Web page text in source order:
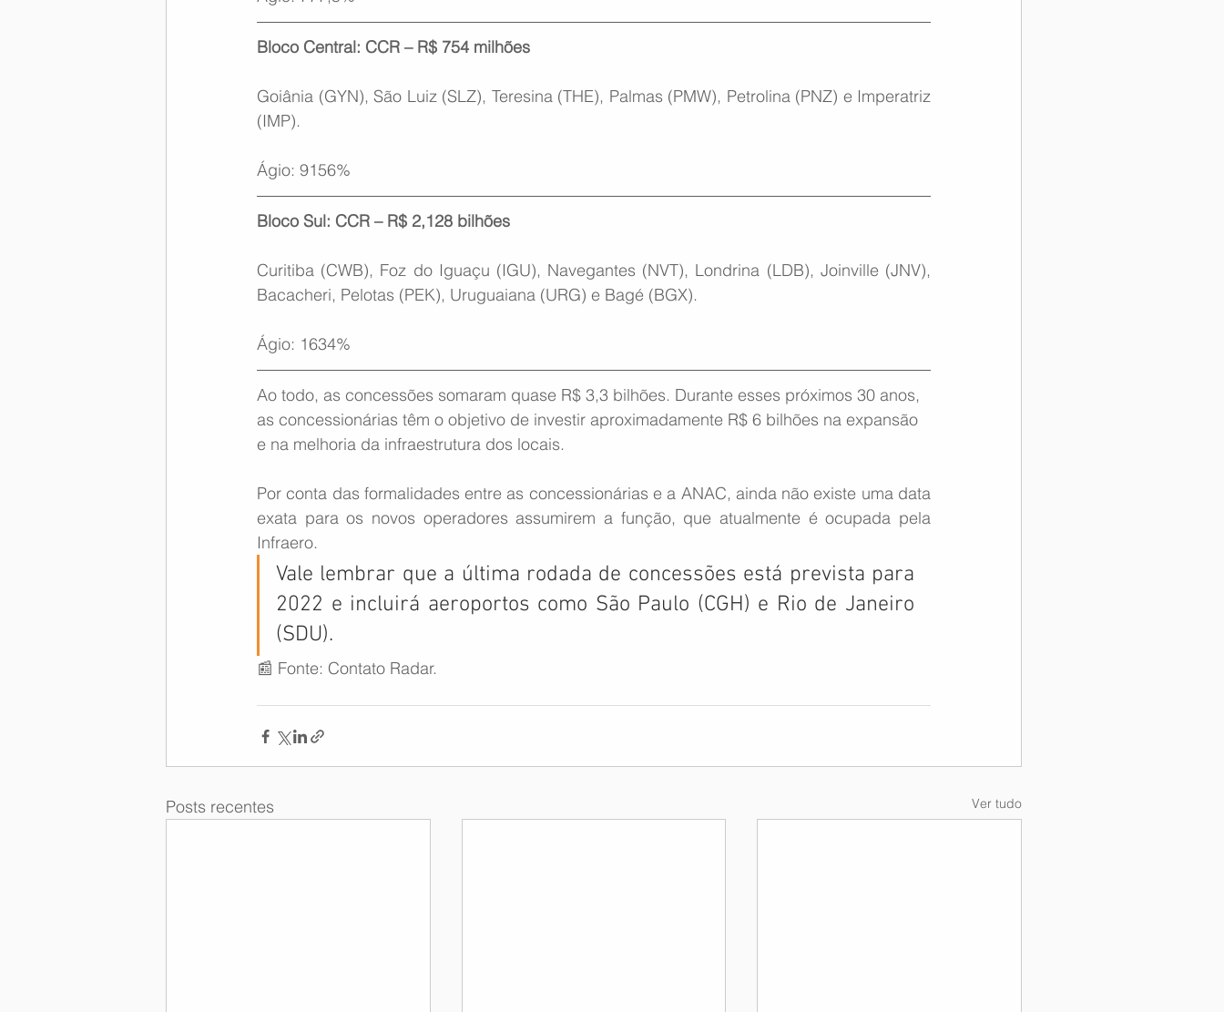
Bloco Central: CCR – R$ 754 milhões
Goiânia (GYN), São Luiz (SLZ), Teresina (THE), Palmas (PMW), Petrolina (PNZ) e Imperatriz
(IMP).
Ágio: 9156%
Bloco Sul: CCR – R$ 2,128 bilhões
Curitiba (CWB), Foz do Iguaçu (IGU), Navegantes (NVT), Londrina (LDB), Joinville (JNV),
Bacacheri, Pelotas (PEK), Uruguaiana (URG) e Bagé (BGX).
Ágio: 1634%
Ao todo, as concessões somaram quase R$ 3,3 bilhões. Durante esses próximos 30 anos,
as concessionárias têm o objetivo de investir aproximadamente R$ 6 bilhões na expansão
e na melhoria da infraestrutura dos locais.
Por conta das formalidades entre as concessionárias e a ANAC, ainda não existe uma data
exata para os novos operadores assumirem a função, que atualmente é ocupada pela
Infraero.
Vale lembrar que a última rodada de concessões está prevista para
2022 e incluirá aeroportos como São Paulo (CGH) e Rio de Janeiro
(SDU).
📰 Fonte: Contato Radar.
Posts recentes Ver tudo